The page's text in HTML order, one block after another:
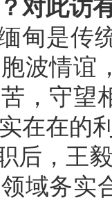
对此访
甸是传
波情谊
，守望
在在的
后，王
域务实